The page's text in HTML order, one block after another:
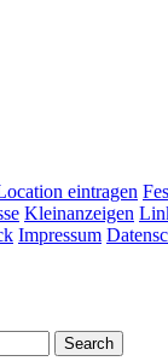
eintragen
Kleinanzeigen
Impressum
Search